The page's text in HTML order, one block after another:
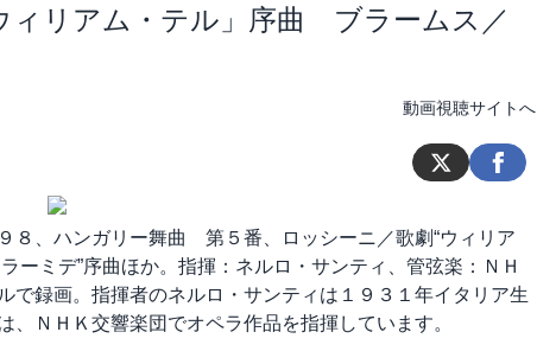
ィリアム・テル」序曲 ブラームス／
動画視聴サイトへ
、ハンガリー舞曲 第５番、ロッシーニ／歌劇“ウィリア
ーミデ”序曲ほか。指揮：ネルロ・サンティ、管弦楽：ＮＨ
で録画。指揮者のネルロ・サンティは１９３１年イタリア生
ＮＨＫ交響楽団でオペラ作品を指揮しています。